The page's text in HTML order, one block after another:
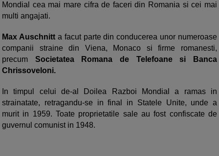
Mondial cea mai mare cifra de faceri din Romania si cei mai
multi angajati.
Max Auschnitta facut parte din conducerea unor numeroase
companii straine din Viena, Monaco si firme romanesti,
precum Societatea Romana de Telefoane si Banca
Chrissoveloni.
In timpul celui de-al Doilea Razboi Mondial a ramas in
strainatate, retragandu-se in final in Statele Unite, unde a
murit in 1959. Toate proprietatile sale au fost confiscate de
guvernul comunist in 1948.